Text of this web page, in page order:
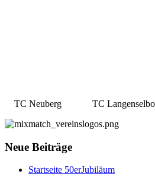
TC Neuberg TC
Neue Beiträge
Startseite 50erJubiläum